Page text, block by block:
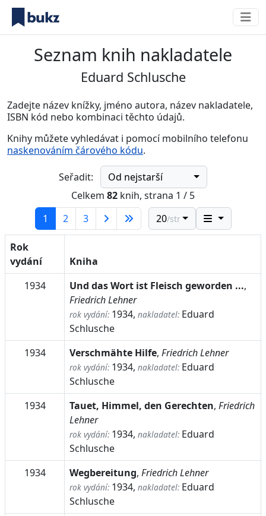
Seznam knih nakladatele
Eduard Schlusche
Zadejte název knížky, jméno autora, název nakladatele,
ISBN kód nebo kombinaci těchto údajů.
Knihy můžete vyhledávat i pomocí mobilního telefonu
naskenováním čárového kódu.
Seřadit:
Od nejstarší
Celkem 82 knih, strana 1 / 5
1 (current)
2 3 20/str.
Rok
vydání
Kniha
1934
Und das Wort ist Fleisch geworden ...,
Friedrich Lehner
rok vydání: 1934, nakladatel: Eduard
Schlusche
1934
Verschmähte Hilfe, Friedrich Lehner
rok vydání: 1934, nakladatel: Eduard
Schlusche
1934
Tauet, Himmel, den Gerechten, Friedrich
Lehner
rok vydání: 1934, nakladatel: Eduard
Schlusche
1934
Wegbereitung, Friedrich Lehner
rok vydání: 1934, nakladatel: Eduard
Schlusche